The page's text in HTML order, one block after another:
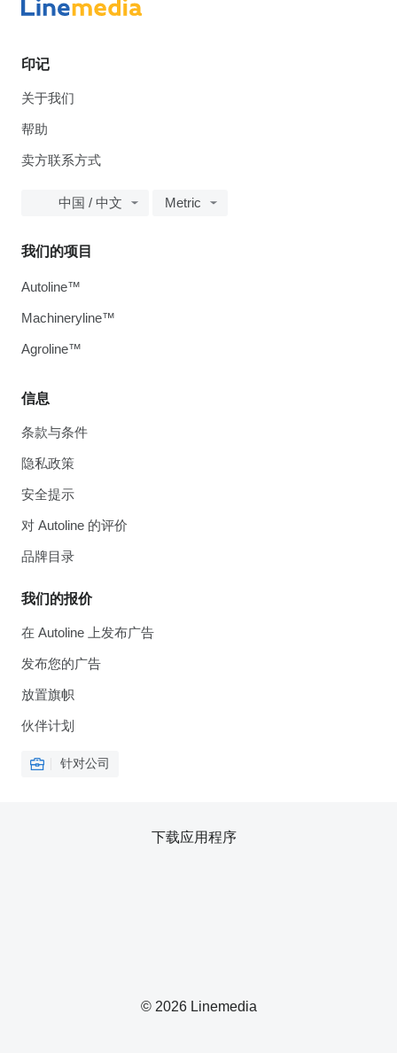
印记
关于我们
帮助
卖方联系方式
中国 / 中文 Metric
信息
条款与条件
隐私政策
安全提示
对 Autoline 的评价
品牌目录
我们的报价
在 Autoline 上发布广告
发布您的广告
放置旗帜
伙伴计划
针对公司
我们的项目
Autoline™
Machineryline™
Agroline™
© 2026 Linemedia
下载应用程序